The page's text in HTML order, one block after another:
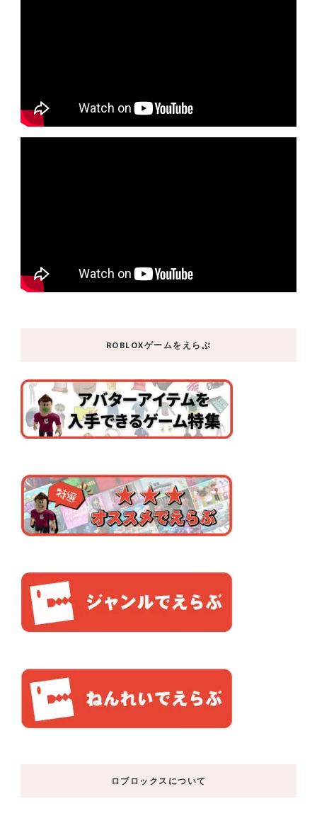
ROBLOXゲームをえらぶ
ロブロックスについて